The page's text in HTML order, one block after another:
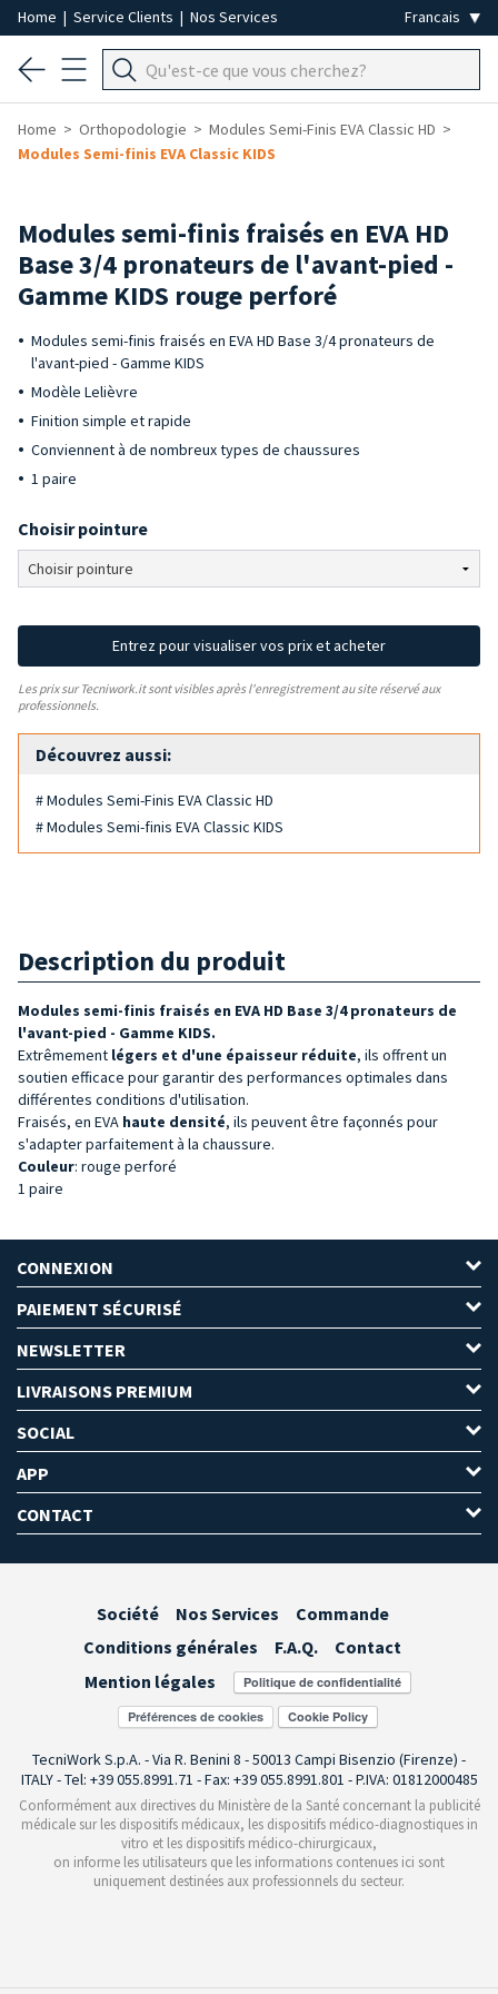
Home | Service Clients | Nos Services
Home Orthopodologie
Modules Semi-Finis EVA Classic HD
Modules Semi-finis EVA Classic KIDS
Modules semi-finis fraisés en EVA HD
Base 3/4 pronateurs de l'avant-pied -
Gamme KIDS rouge perforé
Modules semi-finis fraisés en EVA HD Base 3/4 pronateurs de
l'avant-pied - Gamme KIDS
Modèle Lelièvre
Finition simple et rapide
Conviennent à de nombreux types de chaussures
1 paire
Choisir pointure
Entrez pour visualiser vos prix et acheter
Les prix sur Tecniwork.it sont visibles après l'enregistrement au site réservé aux
professionnels.
Découvrez aussi:
# Modules Semi-Finis EVA Classic HD
# Modules Semi-finis EVA Classic KIDS
Description du produit
Modules semi-finis fraisés en EVA HD Base 3/4 pronateurs de
l'avant-pied - Gamme KIDS.
Extrêmement légers et d'une épaisseur réduite, ils offrent un
soutien efficace pour garantir des performances optimales dans
différentes conditions d'utilisation.
Fraisés, en EVA haute densité, ils peuvent être façonnés pour
s'adapter parfaitement à la chaussure.
Couleur: rouge perforé
1 paire
CONNEXION
PAIEMENT SÉCURISÉ
NEWSLETTER
LIVRAISONS PREMIUM
SOCIAL
APP
CONTACT
Société Nos Services
Commande
Conditions générales
F.A.Q.
Contact
Mention légales
Préférences de cookies
TecniWork S.p.A. - Via R. Benini 8 - 50013 Campi Bisenzio (Firenze) -
ITALY - Tel: +39 055.8991.71 - Fax: +39 055.8991.801 - P.IVA: 01812000485
Conformément aux directives du Ministère de la Santé concernant la publicité
médicale sur les dispositifs médicaux, les dispositifs médico-diagnostiques in
vitro et les dispositifs médico-chirurgicaux,
on informe les utilisateurs que les informations contenues ici sont
uniquement destinées aux professionnels du secteur.